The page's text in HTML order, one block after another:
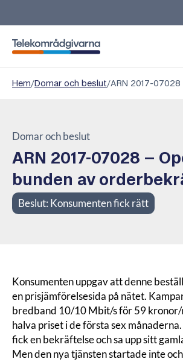
Telekområdgivarna
Hem/Domar och beslut/
Domar och beslut
ARN 2017-07028 –
bunden av
Beslut: Konsumenten fick rätt
Konsumenten uppgav att denne
en prisjämförelsesida på nätet.
bredband 10/10 Mbit/s för 59 kronor/
halva priset i de första sex
fick en bekräftelse och sa upp sitt
Men den nya tjänsten startade inte